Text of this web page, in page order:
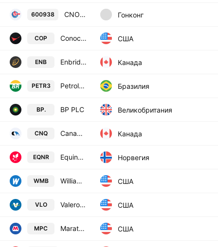
600938 CNOOC Limited Class A Гонконг
COP ConocoPhillips США
ENB Enbridge Inc. Канада
PETR3 Petroleo Brasileiro SA Бразилия
BP. BP PLC Великобритания
CNQ Canadian Natural Resources Limited Канада
EQNR Equinor ASA Норвегия
WMB Williams Companies, Inc. США
VLO Valero Energy Corporation США
MPC Marathon Petroleum Corporation США